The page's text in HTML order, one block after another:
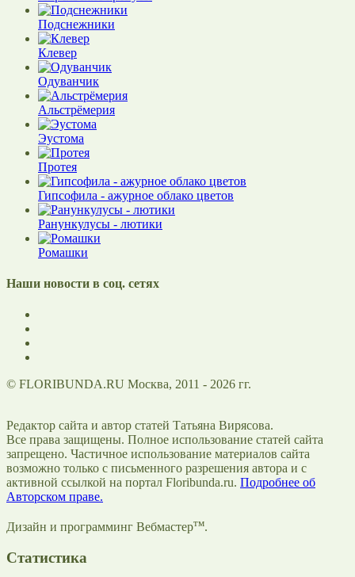
Подснежники
Клевер
Одуванчик
Альстрёмерия
Эустома
Протея
Гипсофила - ажурное облако цветов
Ранункулусы - лютики
Ромашки
Наши новости в соц. сетях
© FLORIBUNDA.RU Москва, 2011 - 2026 гг.
Редактор сайта и автор статей Татьяна Вирясова.
Все права защищены. Полное использование статей сайта
запрещено. Частичное использование материалов сайта
возможно только с письменного разрешения автора и с
активной ссылкой на портал Floribunda.ru. Подробнее об
Авторском праве.
Дизайн и программинг Вебмастертм.
Статистика